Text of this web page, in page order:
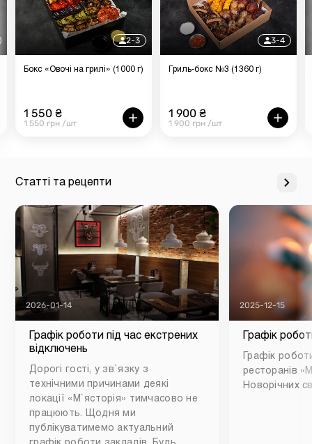
2-3
Бокс «Овочі на грилі» (1000 г)
1 550 ₴
1 550 грн /шт
3-4
Гриль-бокс №3 (1360 г)
1 900 ₴
1 900 грн /шт
Статті та рецепти
2026-01-14
Графік роботи під час екстрених
відключень
Дорогі гості, у зв`язку з
технічними причинами деякі
локації «М`ясторія» тимчасово не
працюють. Щодня ми
публікуватимемо актуальний
2025-12-15
Графік
Графік
ресторанів
Новорічних